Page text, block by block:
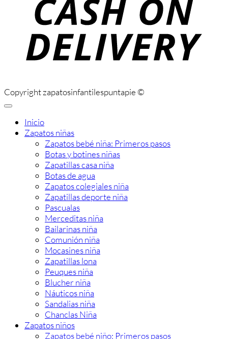
Copyright zapatosinfantilespuntapie ©
Inicio
Zapatos niñas
Zapatos bebé niña: Primeros pasos
Botas y botines niñas
Zapatillas casa niña
Botas de agua
Zapatos colegiales niña
Zapatillas deporte niña
Pascualas
Merceditas niña
Bailarinas niña
Comunión niña
Mocasines niña
Zapatillas lona
Peuques niña
Blucher niña
Náuticos niña
Sandalias niña
Chanclas Niña
Zapatos niños
Zapatos bebé niño: Primeros pasos